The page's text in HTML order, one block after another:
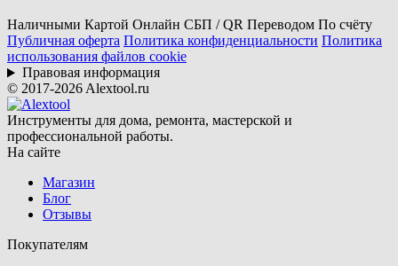
Наличными Картой Онлайн СБП / QR Переводом По счёту
Публичная оферта Политика конфиденциальности Политика
использования файлов cookie
Правовая информация
© 2017-2026 Alextool.ru
Инструменты для дома, ремонта, мастерской и
профессиональной работы.
На сайте
Магазин
Блог
Отзывы
Покупателям